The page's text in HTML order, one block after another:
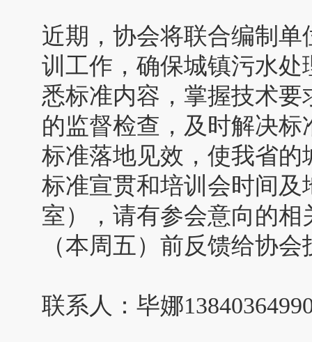
近期，协会将联合编制
训工作，确保城镇污水
悉标准内容，掌握技术
的监督检查，及时解决
标准落地见效，使我省
标准宣贯和培训会时间
室），请有参会意向的
（本周五）前反馈给协
联系人：毕娜